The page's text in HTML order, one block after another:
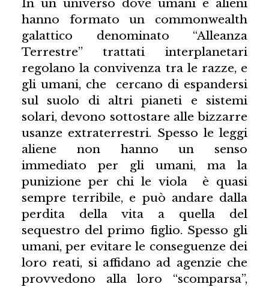
In un universo dove umani e alieni
hanno formato un commonwealth
galattico denominato “Alleanza
Terrestre” trattati interplanetari
regolano la convivenza tra le razze, e
gli umani, che cercano di espandersi
sul suolo di altri pianeti e sistemi
solari, devono sottostare alle bizzarre
usanze extraterrestri. Spesso le leggi
aliene non hanno un senso
immediato per gli umani, ma la
punizione per chi le viola è quasi
sempre terribile, e può andare dalla
perdita della vita a quella del
sequestro del primo figlio. Spesso gli
umani, per evitare le conseguenze dei
loro reati, si affidano ad agenzie che
provvedono alla loro “scomparsa”,